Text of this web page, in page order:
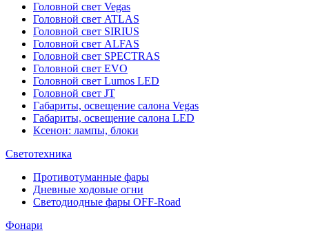
Головной свет Vegas
Головной свет ATLAS
Головной свет SIRIUS
Головной свет ALFAS
Головной свет SPECTRAS
Головной свет EVO
Головной свет Lumos LED
Головной свет JT
Габариты, освещение салона Vegas
Габариты, освещение салона LED
Ксенон: лампы, блоки
Светотехника
Противотуманные фары
Дневные ходовые огни
Светодиодные фары OFF-Road
Фонари